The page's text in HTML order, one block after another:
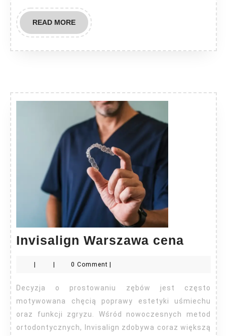
READ MOREREAD
MORE
Invisalign Warszawa cena
0 Comment
Decyzja o prostowaniu zębów jest często
motywowana chęcią poprawy estetyki uśmiechu
oraz funkcji zgryzu. Wśród nowoczesnych metod
ortodontycznych, Invisalign zdobywa coraz większą